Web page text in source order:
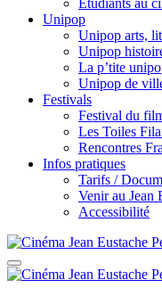
Étudiants au
Unipop
Unipop arts,
Unipop
La p’tite
Unipop de
Festivals
Festival du
Les Toiles
Rencontres
Infos pratiques
Tarifs /
Venir au Jean
Accessibilité